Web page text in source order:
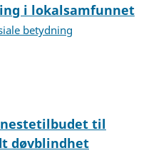
i lokalsamfunnet
betydning
til
døvblindhet